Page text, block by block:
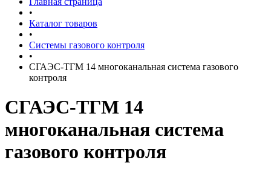
•
Каталог товаров
•
Системы газового контроля
•
СГАЭС-ТГМ 14 многоканальная система газового
контроля
СГАЭС-ТГМ 14
многоканальная система
газового контроля